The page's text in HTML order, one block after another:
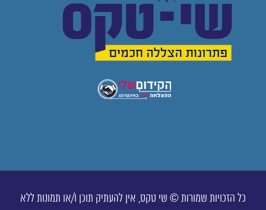
כל הזכויות שמורות © שי טקס, אין להעתיק תוכן ו/או תמונות ללא